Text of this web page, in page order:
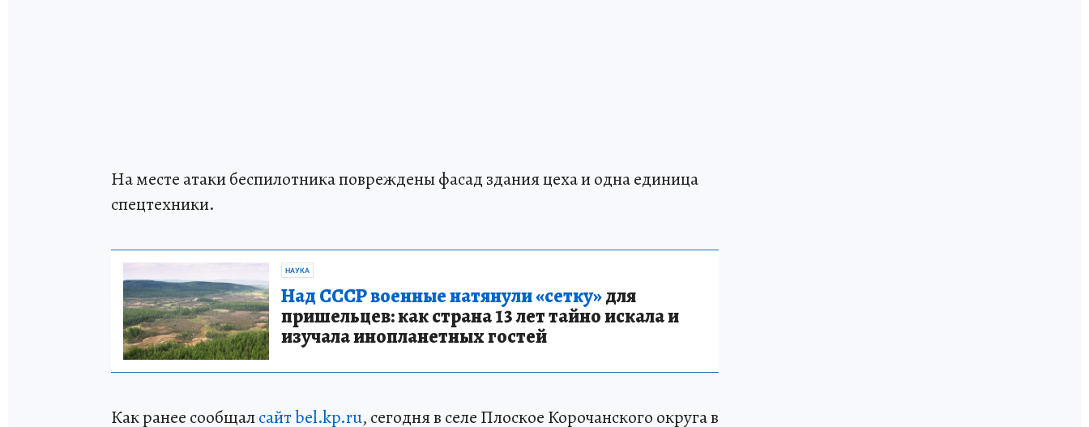
На месте атаки беспилотника повреждены фасад здания цеха и одна единица
спецтехники.
НАУКА
Над СССР военные натянули «сетку»для
пришельцев: как страна 13 лет тайно искала и
изучала инопланетных гостей
Как ранее сообщалсайт bel.kp.ru, сегодня в селе Плоское Корочанского округа в